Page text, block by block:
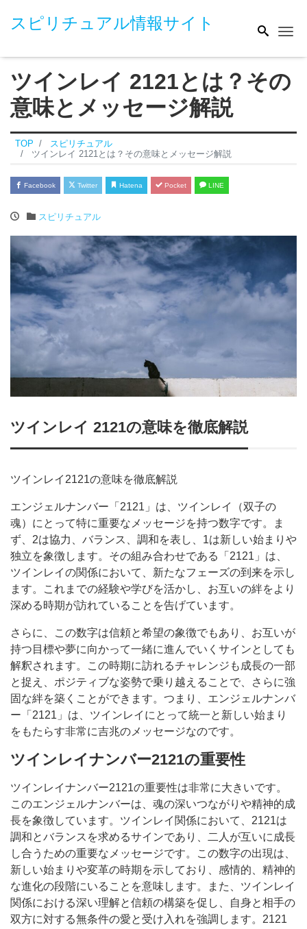
スピリチュアル情報サイト
ツインレイ 2121とは？その
意味とメッセージ解説
TOP
スピリチュアル
ツインレイ 2121とは？その意味とメッセージ解説
Facebook Twitter Hatena Pocket LINE
スピリチュアル
ツインレイ 2121の意味を徹底解説
ツインレイ2121の意味を徹底解説
エンジェルナンバー「2121」は、ツインレイ（双子の
魂）にとって特に重要なメッセージを持つ数字です。ま
ず、2は協力、バランス、調和を表し、1は新しい始まりや
独立を象徴します。その組み合わせである「2121」は、
ツインレイの関係において、新たなフェーズの到来を示し
ます。これまでの経験や学びを活かし、お互いの絆をより
深める時期が訪れていることを告げています。
さらに、この数字は信頼と希望の象徴でもあり、お互いが
持つ目標や夢に向かって一緒に進んでいくサインとしても
解釈されます。この時期に訪れるチャレンジも成長の一部
と捉え、ポジティブな姿勢で乗り越えることで、さらに強
固な絆を築くことができます。つまり、エンジェルナンバ
ー「2121」は、ツインレイにとって統一と新しい始まり
をもたらす非常に吉兆のメッセージなのです。
ツインレイナンバー2121の重要性
ツインレイナンバー2121の重要性は非常に大きいです。
このエンジェルナンバーは、魂の深いつながりや精神的成
長を象徴しています。ツインレイ関係において、2121は
調和とバランスを求めるサインであり、二人が互いに成長
し合うための重要なメッセージです。この数字の出現は、
新しい始まりや変革の時期を示しており、感情的、精神的
な進化の段階にいることを意味します。また、ツインレイ
関係における深い理解と信頼の構築を促し、自身と相手の
双方に対する無条件の愛と受け入れを強調します。2121